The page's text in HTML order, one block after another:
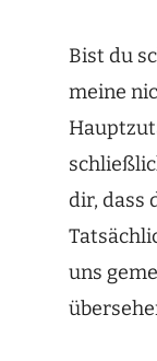
Bist du
meine
dir, dass
uns